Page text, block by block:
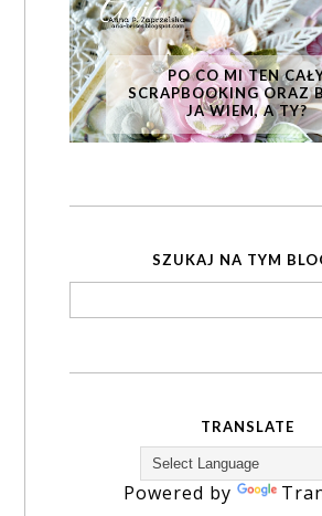
PO CO MI TEN
SCRAPBOOKING ORAZ
JA WIEM, A TY?
SZUKAJ NA TYM
TRANSLATE
Powered by